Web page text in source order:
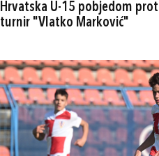
Hrvatska U-15 pobjedom
turnir "Vlatko Marković"